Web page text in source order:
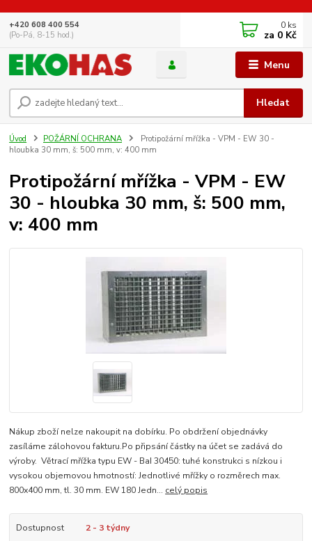
Menu
Hledat
+420 608 400 554
(Po-Pá, 8-15 hod.)
0 ks
za 0 Kč
Úvod POŽÁRNÍ OCHRANA
Protipožární mřížka - VPM - EW 30 -
hloubka 30 mm, š: 500 mm, v: 400 mm
Protipožární mřížka - VPM - EW
30 - hloubka 30 mm, š: 500 mm,
v: 400 mm
Nákup zboží nelze nakoupit na dobírku. Po obdržení objednávky
zasíláme zálohovou fakturu.Po připsání částky na účet se zadává do
výroby. Větrací mřížka typu EW - BaI 30450: tuhé konstrukci s nízkou i
vysokou objemovou hmotností: Jednotlivé mřížky o rozměrech max.
800x400 mm, tl. 30 mm. EW 180 Jedn... celý popis
Dostupnost
2 - 3 týdny